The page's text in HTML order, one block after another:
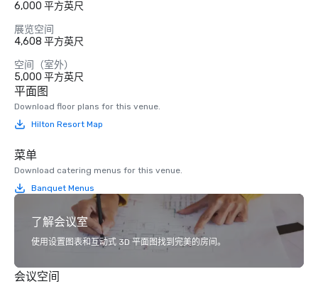
6,000 平方英尺
展览空间
4,608 平方英尺
空间（室外）
5,000 平方英尺
平面图
Download floor plans for this venue.
Hilton Resort Map
菜单
Download catering menus for this venue.
Banquet Menus
了解会议室
使用设置图表和互动式 3D 平面图找到完美的房间。
会议空间